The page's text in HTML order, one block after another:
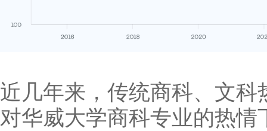
近几年来，传统商科、文
对华威大学商科专业的热